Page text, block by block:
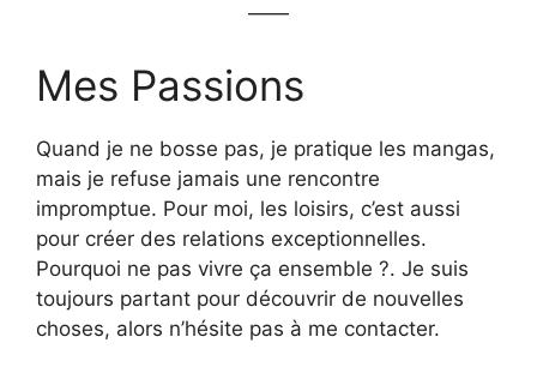
——
Mes Passions
Quand je ne bosse pas, je pratique les mangas,
mais je refuse jamais une rencontre
impromptue. Pour moi, les loisirs, c’est aussi
pour créer des relations exceptionnelles.
Pourquoi ne pas vivre ça ensemble ?. Je suis
toujours partant pour découvrir de nouvelles
choses, alors n’hésite pas à me contacter.